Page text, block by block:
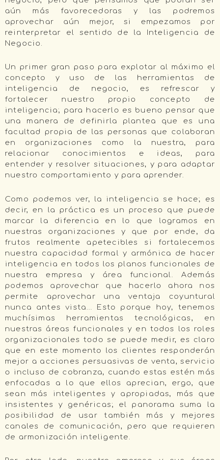
aún más favorecedoras y las podremos
aprovechar aún mejor, si empezamos por
reinterpretar el sentido de la Inteligencia de
Negocio.
Un primer gran paso para explotar al máximo el
concepto y uso de las herramientas de
inteligencia de negocio, es refrescar y
fortalecer nuestro propio concepto de
inteligencia; para hacerlo es bueno pensar que
una manera de definirla plantea que es una
facultad propia de las personas que colaboran
en organizaciones como la nuestra, para
relacionar conocimientos e ideas, para
entender y resolver situaciones, y para adaptar
nuestro comportamiento y para aprender.
Como podemos ver, la inteligencia se hace; es
decir, en la práctica es un proceso que puede
marcar la diferencia en lo que logramos en
nuestras organizaciones y que por ende, da
frutos realmente apetecibles si fortalecemos
nuestra capacidad formal y armónica de hacer
inteligencia en todos los planos funcionales de
nuestra empresa y área funcional. Además
podemos aprovechar que hacerlo ahora nos
permite aprovechar una ventaja coyuntural
nunca antes vista… Esto porque hoy, tenemos
muchísimas herramientas tecnológicas, en
nuestras áreas funcionales y en todos los roles
organizacionales todo se puede medir, es claro
que en este momento los clientes responderán
mejor a acciones persuasivas de venta, servicio
o incluso de cobranza, cuando estas estén más
enfocadas a lo que ellos aprecian, ergo, que
sean más inteligentes y apropiadas, más que
insistentes y genéricas; el panorama suma la
posibilidad de usar también más y mejores
canales de comunicación, pero que requieren
de armonización inteligente.